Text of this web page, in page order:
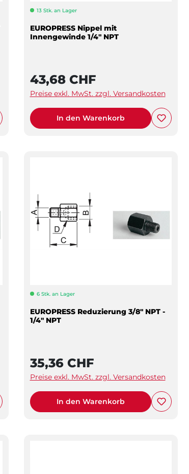
13 Stk. an Lager
EUROPRESS Nippel mit
Innengewinde 1/4" NPT
43,68 CHF
Preise exkl. MwSt. zzgl. Versandkosten
In den Warenkorb
6 Stk. an Lager
EUROPRESS Reduzierung 3/8" NPT -
1/4" NPT
35,36 CHF
Preise exkl. MwSt. zzgl. Versandkosten
In den Warenkorb